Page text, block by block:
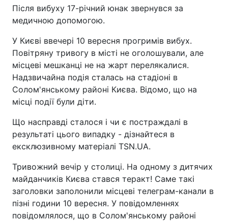
Після вибуху 17-річний юнак звернувся за
медичною допомогою.
У Києві ввечері 10 вересня прогримів вибух.
Повітряну тривогу в місті не оголошували, але
місцеві мешканці не на жарт перелякалися.
Надзвичайна подія сталась на стадіоні в
Солом'янському районі Києва. Відомо, що на
місці події були діти.
Що насправді сталося і чи є постраждалі в
результаті цього випадку - дізнайтеся в
ексклюзивному матеріалі TSN.UA.
Тривожний вечір у столиці. На одному з дитячих
майданчиків Києва стався теракт! Саме такі
заголовки заполонили місцеві телеграм-канали в
пізні години 10 вересня. У повідомленнях
повідомлялося, що в Солом'янському районі